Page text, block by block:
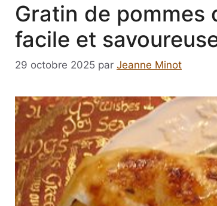
Gratin de pommes
facile et
29 octobre 2025 par Jeanne Minot